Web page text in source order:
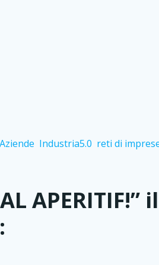
Industria5.0 reti di
APERITIF!”